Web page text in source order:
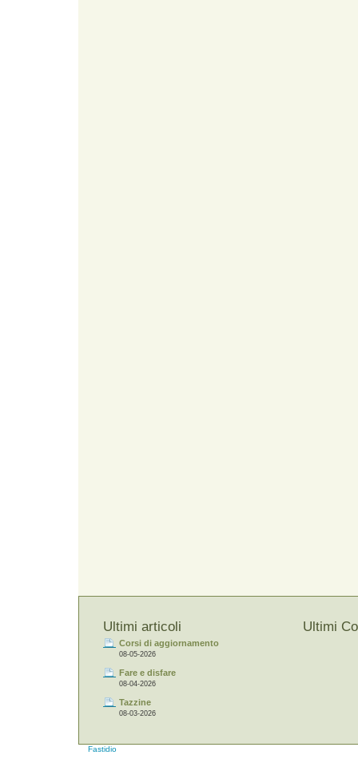
Ultimi articoli
Corsi di aggiornamento
08-05-2026
Fare e disfare
08-04-2026
Tazzine
08-03-2026
Ultimi
Fastidio